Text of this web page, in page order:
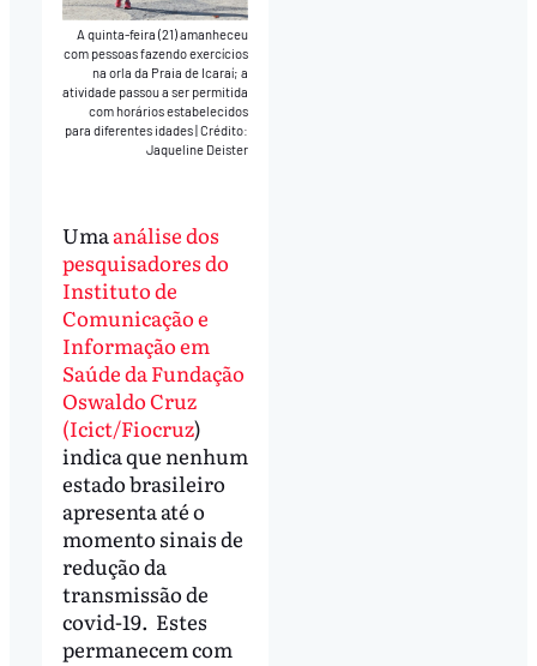
A quinta-feira (21) amanheceu
com pessoas fazendo exercícios
na orla da Praia de Icaraí; a
atividade passou a ser permitida
com horários estabelecidos
para diferentes idades Crédito:
Jaqueline Deister
Umaanálise dos
pesquisadores do
Instituto de
Comunicação e
Informação em
Saúde da Fundação
Oswaldo Cruz
(Icict/Fiocruz)
indica que nenhum
estado brasileiro
apresenta até o
momento sinais de
redução da
transmissão de
covid-19. Estes
permanecem com